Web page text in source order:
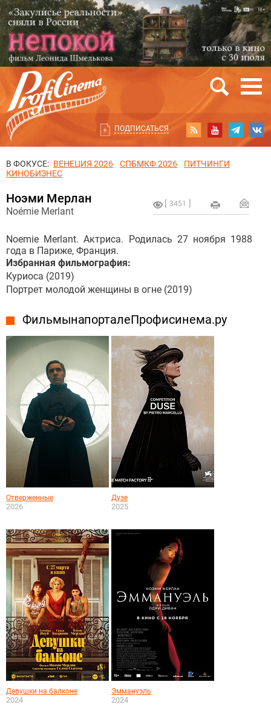
ПОДПИСАТЬСЯ
В ФОКУСЕ: ВЕНЕЦИЯ 2026 СПБМКФ 2026
ПИТЧИНГИ
КИНОБИЗНЕС
3451
Ноэми Мерлан
Noémie Merlant
Noemie Merlant.Актриса. Родилась 27 ноября 1988
года в Париже, Франция.
Избранная фильмография:
Куриоса (2019)
Портрет молодой женщины в огне (2019)
Фильмы на портале Профисинема.ру
Отверженные
2026
Дузе
2025
Девушки на балконе
2024
Эммануэль
2024